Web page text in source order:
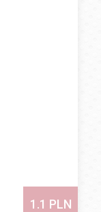
1.1 PLN